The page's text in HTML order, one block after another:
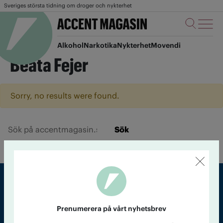
Sveriges största tidning om droger och nykterhet
AlkoholNarkotikaNykterhetMovendi
Beata Fejer
Sorry, no results were found.
Sök
Prenumerera på vårt nyhetsbrev